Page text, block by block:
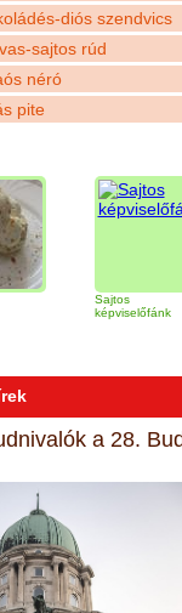
diós szendvics
sajtos rúd
néró
pite
képviselőfánk
a 28.